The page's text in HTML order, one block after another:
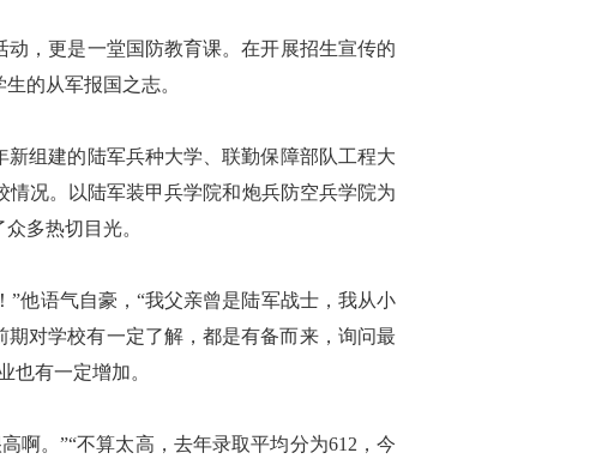
，更是一堂国防教育课。在开展招生宣传的
的从军报国之志。
组建的陆军兵种大学、联勤保障部队工程大
况。以陆军装甲兵学院和炮兵防空兵学院为
多热切目光。
他语气自豪，“我父亲曾是陆军战士，我从小
对学校有一定了解，都是有备而来，询问最
也有一定增加。
。”“不算太高，去年录取平均分为612，今